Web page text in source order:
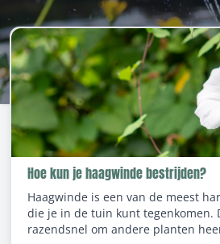
Hoe kun je haagwinde bestrijden?
Haagwinde is een van de meest
die je in de tuin kunt tegenkomen.
razendsnel om andere planten